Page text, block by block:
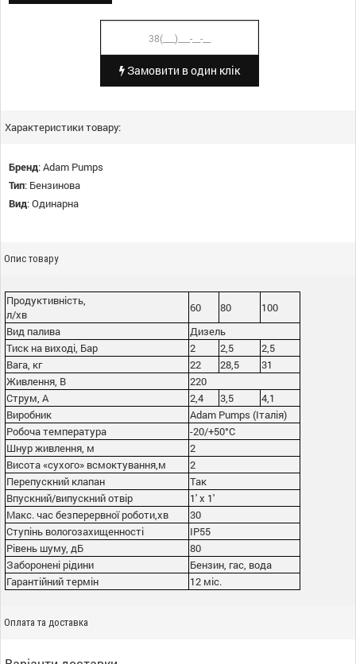
Замовити в один клік
Характеристики товару:
Бренд:Adam Pumps
Тип: Бензинова
Вид:Одинарна
Опис товару
Продуктивність,
л/хв
60 80
100
Вид палива
Дизель
Тиск на виході, Бар
2 2,5
2,5
Вага, кг
22 28,5
31
Живлення, В
220
Струм, А
2,4 3,5
4,1
Виробник
Adam Pumps (Італія)
Робоча температура
-20/+50°С
Шнур живлення, м
2
Висота «сухого» всмоктування,м
2
Перепускний клапан
Так
Впускний/випускний отвір
1' x 1'
Макс. час безперервної роботи,хв
30
Ступінь вологозахищенності
IP55
Рівень шуму, дБ
80
Заборонені рідини
Бензин, гас, вода
Гарантійний термін
12 міс.
Оплата та доставка